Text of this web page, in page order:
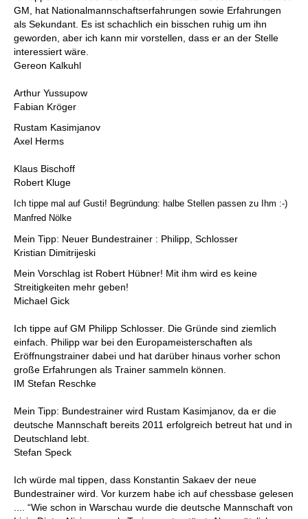
GM, hat Nationalmannschaftserfahrungen sowie Erfahrungen
als Sekundant. Es ist schachlich ein bisschen ruhig um ihn
geworden, aber ich kann mir vorstellen, dass er an der Stelle
interessiert wäre.
Gereon Kalkuhl
Arthur Yussupow
Fabian Kröger
Rustam Kasimjanov
Axel Herms
Klaus Bischoff
Robert Kluge
Ich tippe mal auf Gusti! Begründung: halbe Stellen passen zu Ihm :-)
Manfred Nölke
Mein Tipp: Neuer Bundestrainer : Philipp, Schlosser
Kristian Dimitrijeski
Mein Vorschlag ist Robert Hübner! Mit ihm wird es keine
Streitigkeiten mehr geben!
Michael Gick
Ich tippe auf GM Philipp Schlosser. Die Gründe sind ziemlich
einfach. Philipp war bei den Europameisterschaften als
Eröffnungstrainer dabei und hat darüber hinaus vorher schon
große Erfahrungen als Trainer sammeln können.
IM Stefan Reschke
Mein Tipp: Bundestrainer wird Rustam Kasimjanov, da er die
deutsche Mannschaft bereits 2011 erfolgreich betreut hat und in
Deutschland lebt.
Stefan Speck
Ich würde mal tippen, dass Konstantin Sakaev der neue
Bundestrainer wird. Vor kurzem habe ich auf chessbase gelesen
.... “Wie schon in Warschau wurde die deutsche Mannschaft von